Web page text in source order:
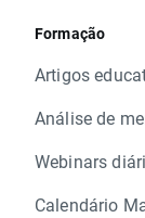
Formação
Artigos
Análise de
Webinars
Calendário